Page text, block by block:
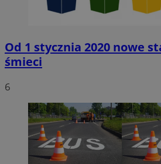
Od 1 stycznia 2020 nowe
śmieci
6